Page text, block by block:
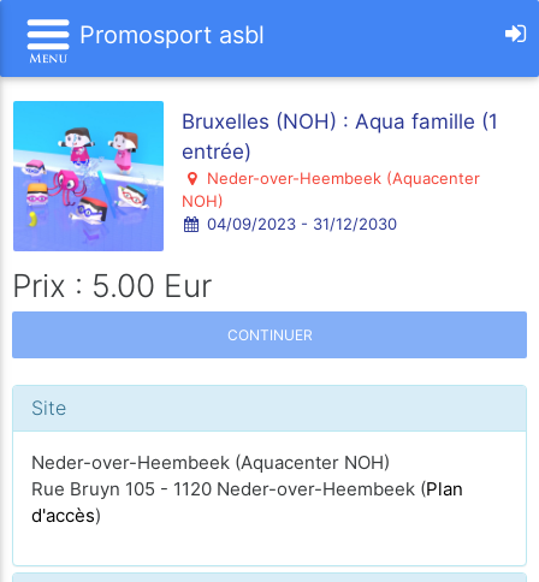
Promosport asbl
Bruxelles (NOH) : Aqua famille (1
entrée)
Neder-over-Heembeek (Aquacenter
NOH)
04/09/2023 - 31/12/2030
Prix : 5.00 Eur
CONTINUER
Site
Neder-over-Heembeek (Aquacenter NOH)
Rue Bruyn 105 - 1120 Neder-over-Heembeek (Plan
d'accès)